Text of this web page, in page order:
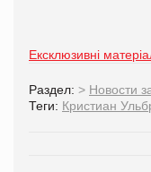
Ексклюзивні
Раздел: > Новости
Теги: Кристиан